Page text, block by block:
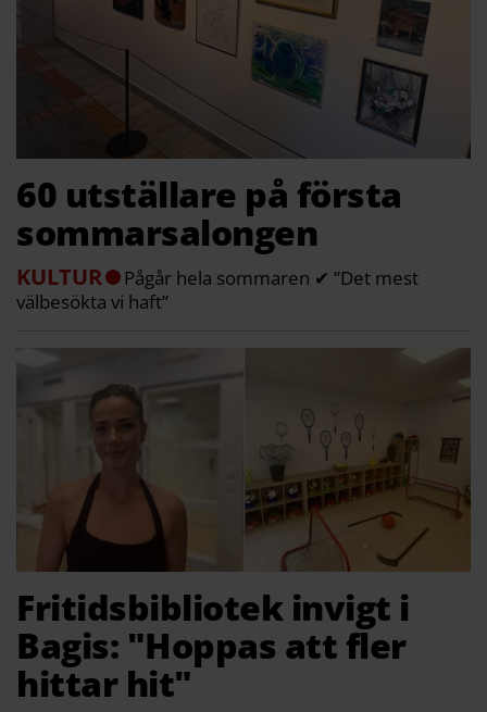
60 utställare på första
sommarsalongen
KULTUR
Pågår hela sommaren ✔ ”Det mest
välbesökta vi haft”
Fritidsbibliotek invigt i
Bagis: "Hoppas att fler
hittar hit"